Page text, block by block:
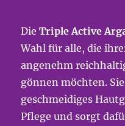
DieTriple Active
Wahl für alle, die
angenehm
gönnen möchten.
geschmeidiges
Pflege und sorgt